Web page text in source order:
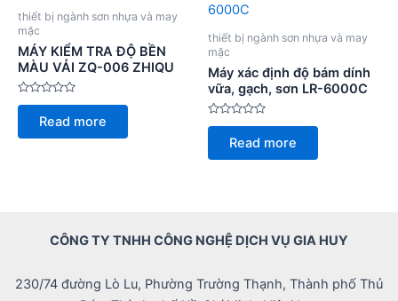
thiết bị ngành sơn nhựa và may
mặc
MÁY KIỂM TRA ĐỘ BỀN
MÀU VẢI ZQ-006 ZHIQU
Rated
of
Read more
thiết bị ngành sơn nhựa và may
mặc
Máy xác định độ bám dính
vữa, gạch, sơn LR-6000C
Rated
of
Read more
CÔNG TY TNHH CÔNG NGHỆ DỊCH VỤ GIA HUY
230/74 đường Lò Lu, Phường Trường Thạnh, Thành phố Thủ